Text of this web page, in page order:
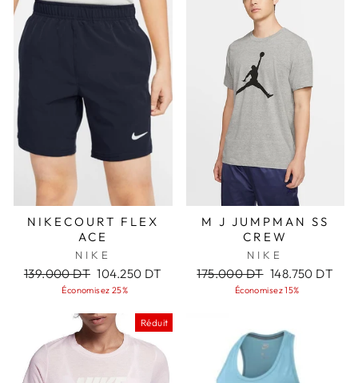
NIKECOURT FLEX
ACE
NIKE
Prix
régulier
139.000 DT Prix
réduit
104.250 DT
Économisez 25%
M J JUMPMAN SS
CREW
NIKE
Prix
régulier
175.000 DT Prix
réduit
148.750 DT
Économisez 15%
Réduit